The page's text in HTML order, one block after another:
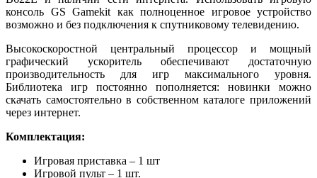
консоль GS Gamekit как полноценное игровое устройство
возможно и без подключения к спутниковому телевидению.
Высокоскоростной центральный процессор и мощный
графический ускоритель обеспечивают достаточную
производительность для игр максимального уровня.
Библиотека игр постоянно пополняется: новинки можно
скачать самостоятельно в собственном каталоге приложений
через интернет.
Комплектация:
Игровая приставка – 1 шт
Игровой пульт – 1 шт.